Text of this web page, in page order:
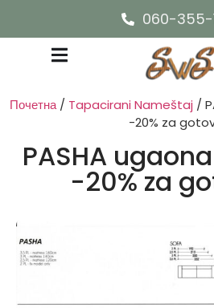
060-355-
Почетна/ Tapacirani Nameštaj /
-20% za
PASHA
-20% za